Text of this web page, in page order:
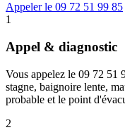
Appeler le 09 72 51 99 85
1
Appel & diagnostic
Vous appelez le 09 72 51
stagne, baignoire lente,
probable et le point
2